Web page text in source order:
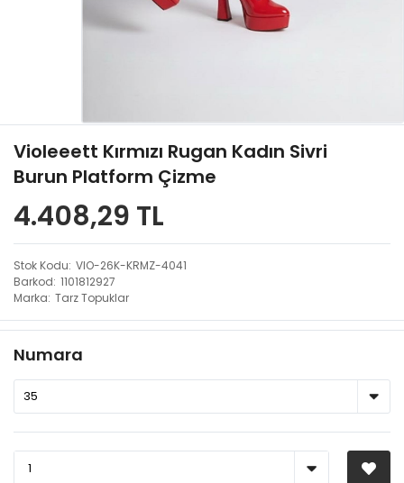
Violeeett Kırmızı Rugan Kadın Sivri
Burun Platform Çizme
4.408,29 TL
Stok Kodu VIO-26K-KRMZ-4041
Barkod 1101812927
Marka Tarz Topuklar
Numara